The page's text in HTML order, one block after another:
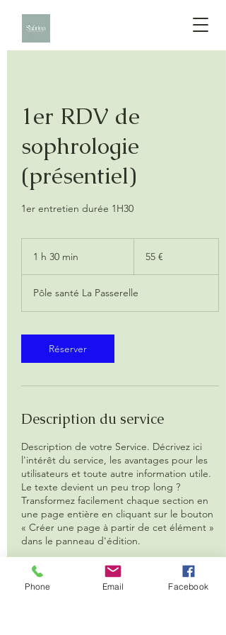
1er RDV de
sophrologie
(présentiel)
1er entretien durée 1H30
1 h 30 min
m
i
55 €
Pôle santé La Passerelle
Réserver
Description du service
Description de votre Service. Décrivez ici
l'intérêt du service, les avantages pour les
utilisateurs et toute autre information utile.
Le texte devient un peu trop long ?
Transformez facilement chaque section en
une page entière en cliquant sur le bouton
« Créer une page à partir de cet élément »
dans le panneau d'édition.
Phone Email Facebook